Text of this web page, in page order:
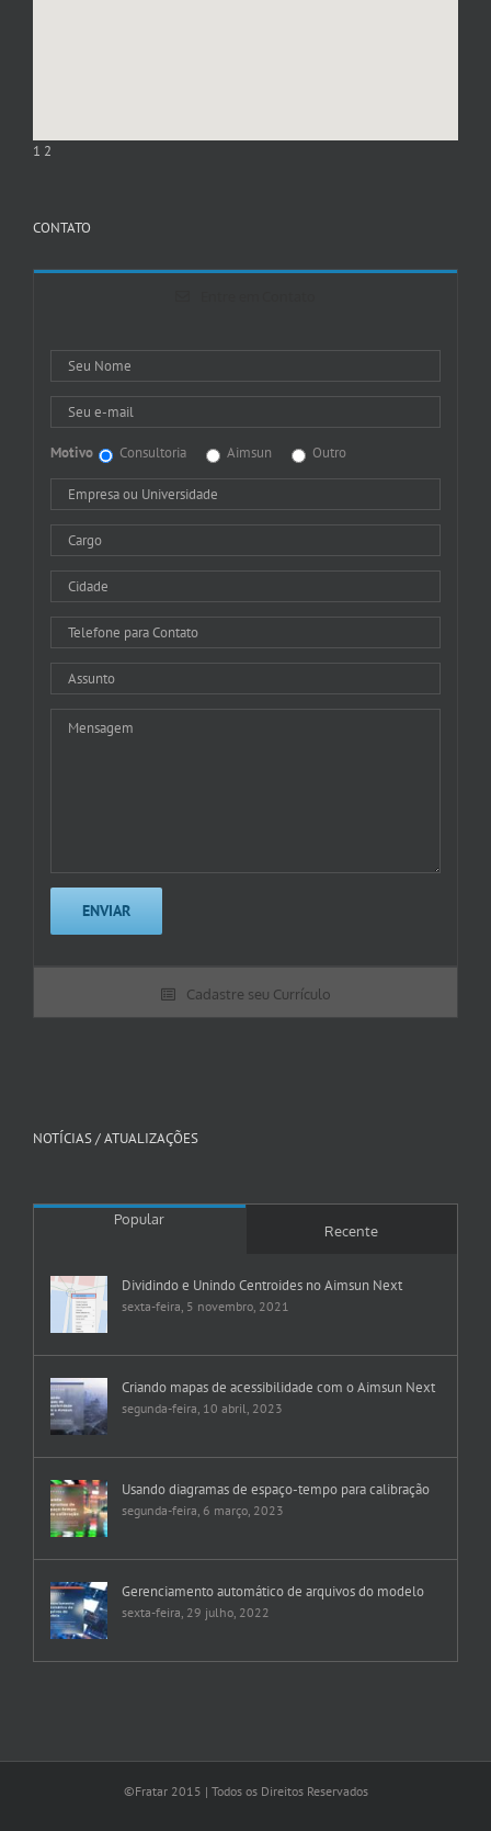
1 2
CONTATO
Motivo Consultoria Aimsun Outro
Cadastre seu Currículo
NOTÍCIAS / ATUALIZAÇÕES
Popular
Recente
Dividindo e Unindo Centroides no Aimsun Next
sexta-feira, 5 novembro, 2021
Criando mapas de acessibilidade com o Aimsun Next
segunda-feira, 10 abril, 2023
Usando diagramas de espaço-tempo para calibração
segunda-feira, 6 março, 2023
Gerenciamento automático de arquivos do modelo
sexta-feira, 29 julho, 2022
©Fratar 2015 | Todos os Direitos Reservados